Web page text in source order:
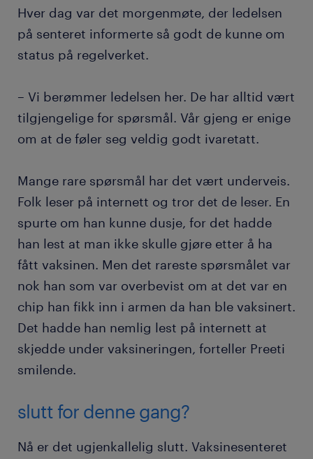
Hver dag var det morgenmøte, der ledelsen
på senteret informerte så godt de kunne om
status på regelverket.
– Vi berømmer ledelsen her. De har alltid vært
tilgjengelige for spørsmål. Vår gjeng er enige
om at de føler seg veldig godt ivaretatt.
Mange rare spørsmål har det vært underveis.
Folk leser på internett og tror det de leser. En
spurte om han kunne dusje, for det hadde
han lest at man ikke skulle gjøre etter å ha
fått vaksinen. Men det rareste spørsmålet var
nok han som var overbevist om at det var en
chip han fikk inn i armen da han ble vaksinert.
Det hadde han nemlig lest på internett at
skjedde under vaksineringen, forteller Preeti
smilende.
slutt for denne gang?
Nå er det ugjenkallelig slutt. Vaksinesenteret